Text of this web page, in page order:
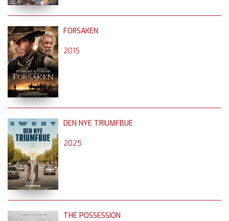
FORSAKEN
2015
DEN NYE TRIUMFBUE
2025
THE POSSESSION